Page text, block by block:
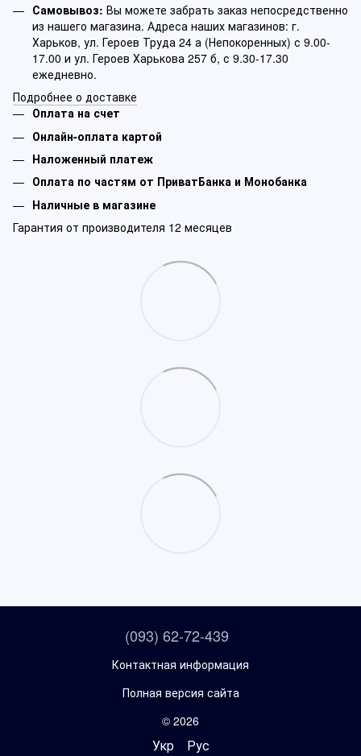
Самовывоз: Вы можете забрать заказ непосредственно
из нашего магазина. Адреса наших магазинов: г.
Харьков, ул. Героев Труда 24 а (Непокоренных) с 9.00-
17.00 и ул. Героев Харькова 257 б, с 9.30-17.30
ежедневно.
Подробнее о доставке
Оплата на счет
Онлайн-оплата картой
Наложенный платеж
Оплата по частям от ПриватБанка и Монобанка
Наличные в магазине
Гарантия от производителя 12 месяцев
(093) 62-72-439
Контактная информация
Полная версия сайта
© 2026
Укр Рус